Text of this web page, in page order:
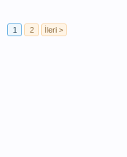
1
2 İleri >